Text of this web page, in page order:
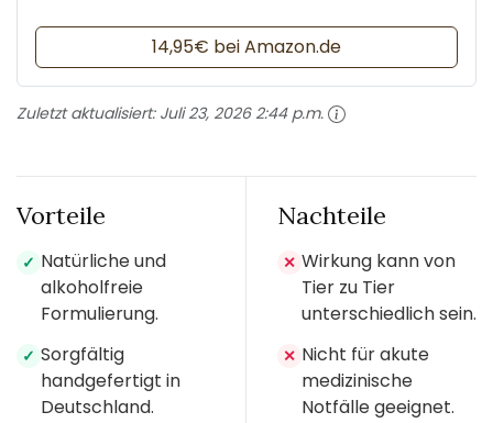
14,95€ bei Amazon.de
Zuletzt aktualisiert: Juli 23, 2026 2:44 p.m.
Vorteile
✓ Natürliche und
alkoholfreie
Formulierung.
✓ Sorgfältig
handgefertigt in
Deutschland.
Nachteile
✕ Wirkung kann von
Tier zu Tier
unterschiedlich sein.
✕ Nicht für akute
medizinische
Notfälle geeignet.